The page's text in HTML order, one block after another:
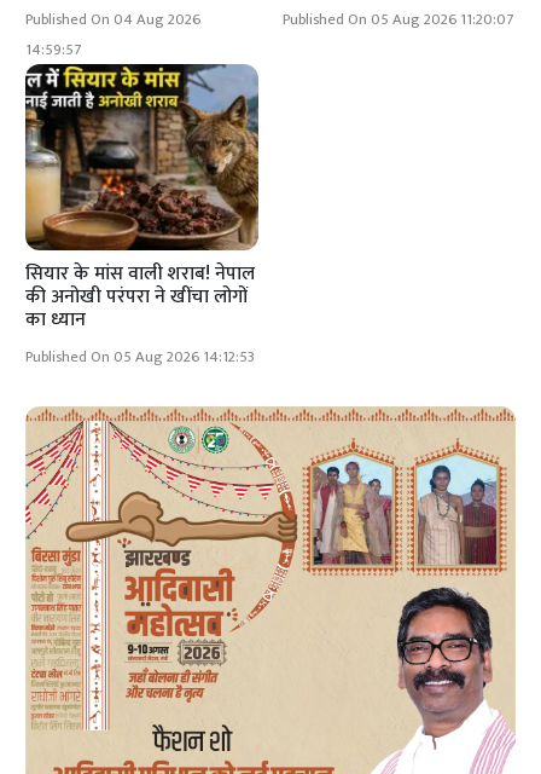
Published On 04 Aug 2026
14:59:57
Published On 05 Aug 2026 11:20:07
सियार के मांस वाली शराब! नेपाल
की अनोखी परंपरा ने खींचा लोगों
का ध्यान
Published On 05 Aug 2026 14:12:53